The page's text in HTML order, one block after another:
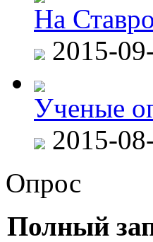
На
2015-
Ученые
2015-
Опрос
Полный